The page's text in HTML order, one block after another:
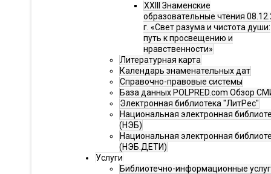
XXIII Знаменские
образовательные чтения
г. «Свет разума и чистота души:
путь к просвещению и
нравственности»
Литературная карта
Календарь знаменательных дат
Справочно-правовые системы
База данных POLPRED.com Обзор
Электронная библиотека "ЛитРес"
Национальная электронная
(НЭБ)
Национальная электронная
(НЭБ.ДЕТИ)
Услуги
Библиотечно-информационные